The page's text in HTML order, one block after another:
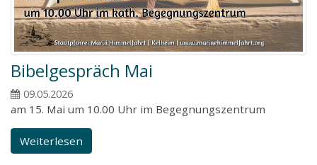
Bibelgespräch Mai
09.05.2026
am 15. Mai um 10.00 Uhr im Begegnungszentrum
Weiterlesen